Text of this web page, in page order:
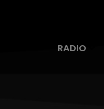
RADIO